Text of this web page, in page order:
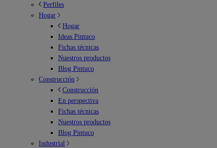
Perfiles
Hogar
Hogar
Ideas Pintuco
Fichas técnicas
Nuestros productos
Blog Pintuco
Construcción
Construcción
En perspectiva
Fichas técnicas
Nuestros productos
Blog Pintuco
Industrial